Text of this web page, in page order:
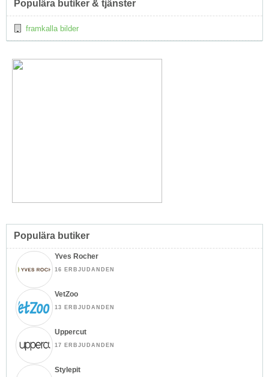
Populära butiker & tjänster
framkalla bilder
Populära butiker
Yves Rocher
16 ERBJUDANDEN
VetZoo
13 ERBJUDANDEN
Uppercut
17 ERBJUDANDEN
Stylepit